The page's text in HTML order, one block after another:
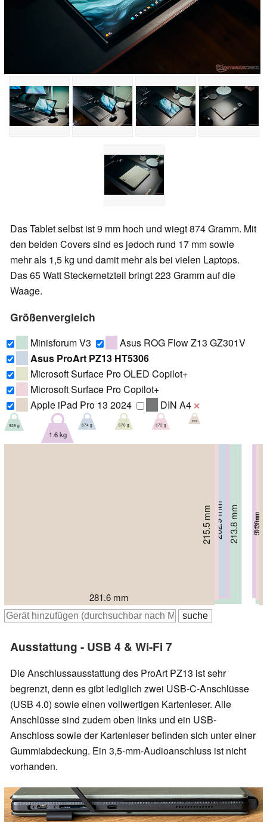
Das Tablet selbst ist 9 mm hoch und wiegt 874 Gramm. Mit
den beiden Covers sind es jedoch rund 17 mm sowie
mehr als 1,5 kg und damit mehr als bei vielen Laptops.
Das 65 Watt Steckernetzteil bringt 223 Gramm auf die
Waage.
Größenvergleich
Minisforum V3
Asus ROG Flow Z13 GZ301V
Asus ProArt PZ13 HT5306
Microsoft Surface Pro OLED Copilot+
Microsoft Surface Pro Copilot+
Apple iPad Pro 13 2024
DIN A4 ❌
318 mm
213.8 mm 9.8 mm
928 g
206 mm 14.2 mm
1.6 kg
202.9 mm 9 mm
874 g
287 mm
209 mm 9.3 mm
870 g
287 mm
209 mm 9.3 mm
872 g
281.6 mm
215.5 mm 5.1 mm
579 g
Ausstattung - USB 4 & Wi-Fi 7
Die Anschlussausstattung des ProArt PZ13 ist sehr
begrenzt, denn es gibt lediglich zwei USB-C-Anschlüsse
(USB 4.0) sowie einen vollwertigen Kartenleser. Alle
Anschlüsse sind zudem oben links und ein USB-
Anschloss sowie der Kartenleser befinden sich unter einer
Gummiabdeckung. Ein 3,5-mm-Audioanschluss ist nicht
vorhanden.